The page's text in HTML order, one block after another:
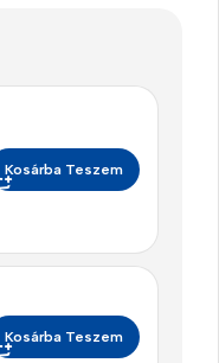
Kosárba Teszem
Kosárba Teszem